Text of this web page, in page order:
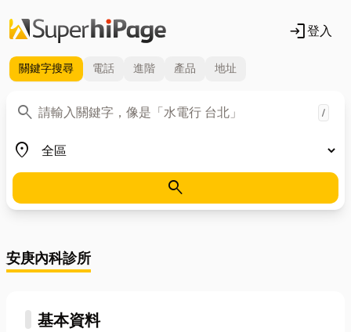
login登入
關鍵字搜尋 電話 進階 產品 地址
search
關鍵字 /
place
地區
search
安庚內科診所
基本資料